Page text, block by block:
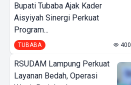
Bupati Tubaba Ajak Kader
Aisyiyah Sinergi Perkuat
Program...
TUBABA 400
RSUDAM Lampung Perkuat
Layanan Bedah, Operasi